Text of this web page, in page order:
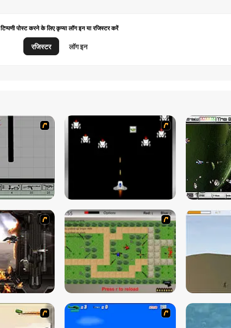
टिप्पणी पोस्ट करने के लिए कृप्या लॉग इन या रजिस्टर करें
रजिस्टर लॉग इन